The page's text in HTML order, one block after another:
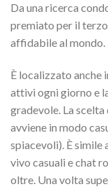
Da una ricerca
premiato per il
affidabile al mondo.
È localizzato anche
attivi ogni giorno e
gradevole. La
avviene in modo
spiacevoli). È simile
vivo casuali e chat
oltre. Una volta